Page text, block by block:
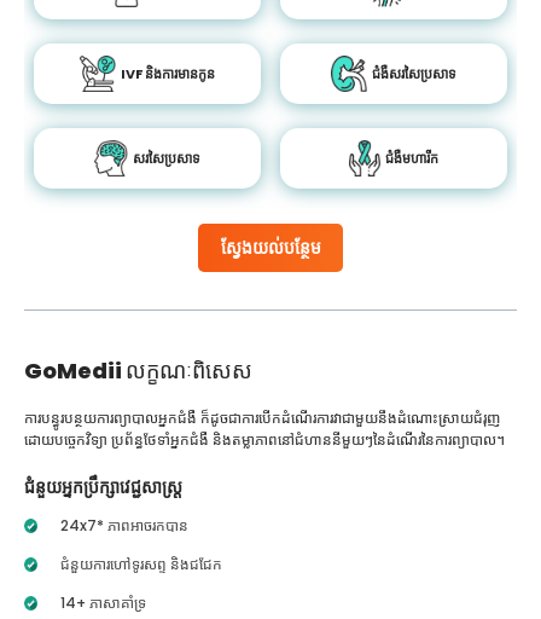
ស្វែងយល់បន្ថែម
IVF និងការមានកូន ជំងឺសរសៃប្រសាទ
សរសៃប្រសាទ ជំងឺមហារីក
GoMedii លក្ខណៈពិសេស
ការបន្ធូរបន្ថយការព្យាបាលអ្នកជំងឺ ក៏ដូចជាការបើកដំណើរការវាជាមួយនឹងដំណោះស្រាយជំរុញ
ដោយបច្ចេកវិទ្យា ប្រព័ន្ធថែទាំអ្នកជំងឺ និងតម្លាភាពនៅជំហាននីមួយៗនៃដំណើរនៃការព្យាបាល។
ជំនួយអ្នកប្រឹក្សាវេជ្ជសាស្ត្រ
24x7* ភាពអាចរកបាន
ជំនួយការហៅទូរសព្ទ និងជជែក
14+ ភាសាគាំទ្រ